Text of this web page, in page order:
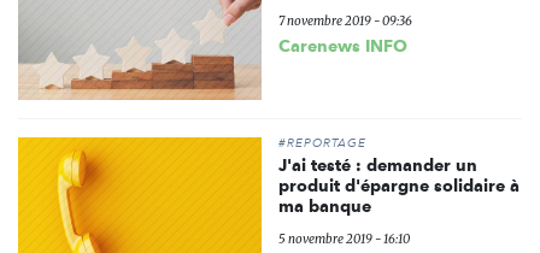
7 novembre 2019 - 09:36
Carenews INFO
#REPORTAGE
J'ai testé : demander un
produit d'épargne solidaire à
ma banque
5 novembre 2019 - 16:10